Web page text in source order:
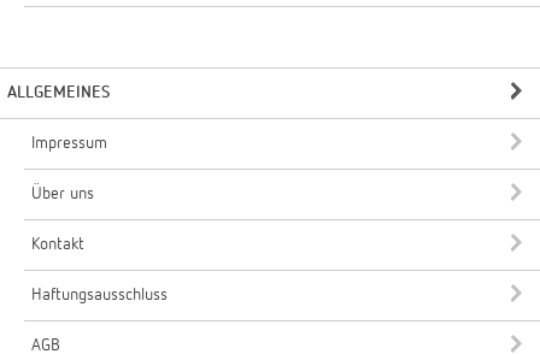
ALLGEMEINES
Impressum
Über uns
Kontakt
Haftungsausschluss
AGB